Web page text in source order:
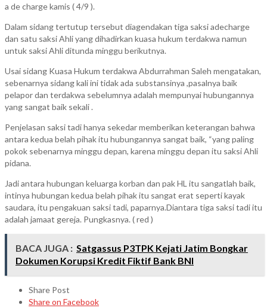
a de charge kamis ( 4/9 ).
Dalam sidang tertutup tersebut diagendakan tiga saksi adecharge
dan satu saksi Ahli yang dihadirkan kuasa hukum terdakwa namun
untuk saksi Ahli ditunda minggu berikutnya.
Usai sidang Kuasa Hukum terdakwa Abdurrahman Saleh mengatakan,
sebenarnya sidang kali ini tidak ada substansinya ,pasalnya baik
pelapor dan terdakwa sebelumnya adalah mempunyai hubungannya
yang sangat baik sekali .
Penjelasan saksi tadi hanya sekedar memberikan keterangan bahwa
antara kedua belah pihak itu hubungannya sangat baik, “yang paling
pokok sebenarnya minggu depan, karena minggu depan itu saksi Ahli
pidana.
Jadi antara hubungan keluarga korban dan pak HL itu sangatlah baik,
intinya hubungan kedua belah pihak itu sangat erat seperti kayak
saudara, itu pengakuan saksi tadi, paparnya.Diantara tiga saksi tadi itu
adalah jamaat gereja. Pungkasnya. ( red )
BACA JUGA : Satgassus P3TPK Kejati Jatim Bongkar
Dokumen Korupsi Kredit Fiktif Bank BNI
Share Post
Share on Facebook